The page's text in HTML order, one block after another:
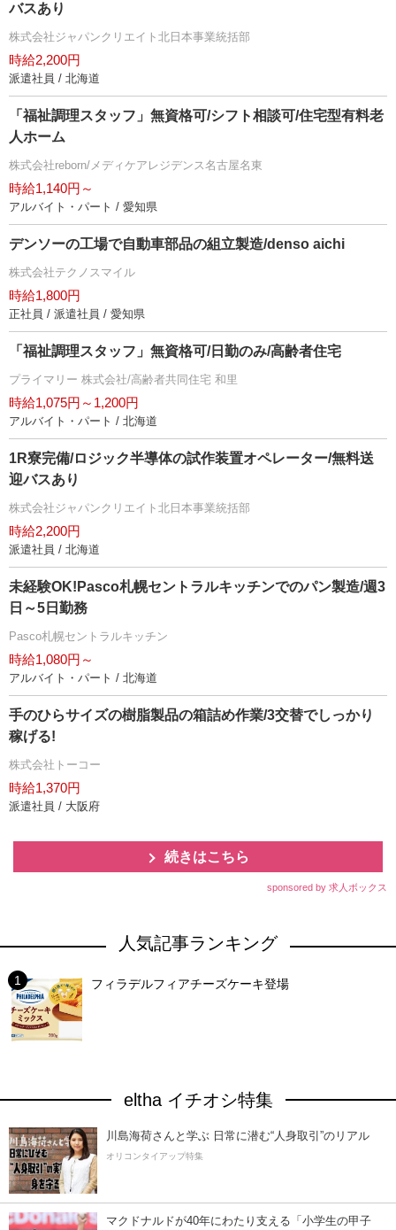
バスあり
株式会社ジャパンクリエイト北日本事業統括部
時給2,200円
派遣社員 / 北海道
「福祉調理スタッフ」無資格可/シフト相談可/住宅型有料老
人ホーム
株式会社reborn/メディケアレジデンス名古屋名東
時給1,140円～
アルバイト・パート / 愛知県
デンソーの工場で自動車部品の組立製造/denso aichi
株式会社テクノスマイル
時給1,800円
正社員 / 派遣社員 / 愛知県
「福祉調理スタッフ」無資格可/日勤のみ/高齢者住宅
プライマリー 株式会社/高齢者共同住宅 和里
時給1,075円～1,200円
アルバイト・パート / 北海道
1R寮完備/ロジック半導体の試作装置オペレーター/無料送
迎バスあり
株式会社ジャパンクリエイト北日本事業統括部
時給2,200円
派遣社員 / 北海道
未経験OK!Pasco札幌セントラルキッチンでのパン製造/週3
日～5日勤務
Pasco札幌セントラルキッチン
時給1,080円～
アルバイト・パート / 北海道
手のひらサイズの樹脂製品の箱詰め作業/3交替でしっかり
稼げる!
株式会社トーコー
時給1,370円
派遣社員 / 大阪府
続きはこちら
sponsored by 求人ボックス
人気記事ランキング
フィラデルフィアチーズケーキ登場
eltha イチオシ特集
川島海荷さんと学ぶ 日常に潜む“人身取引”のリアル
オリコンタイアップ特集
マクドナルドが40年にわたり支える「小学生の甲子